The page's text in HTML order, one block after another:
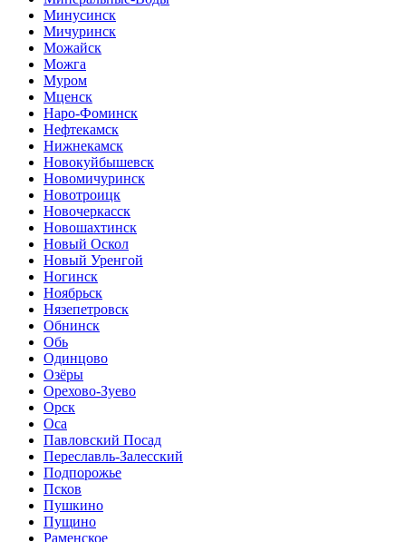
Минусинск
Мичуринск
Можайск
Можга
Муром
Мценск
Наро-Фоминск
Нефтекамск
Нижнекамск
Новокуйбышевск
Новомичуринск
Новотроицк
Новочеркасск
Новошахтинск
Новый Оскол
Новый Уренгой
Ногинск
Ноябрьск
Нязепетровск
Обнинск
Обь
Одинцово
Озёры
Орехово-Зуево
Орск
Оса
Павловский Посад
Переславль-Залесский
Подпорожье
Псков
Пушкино
Пущино
Раменское